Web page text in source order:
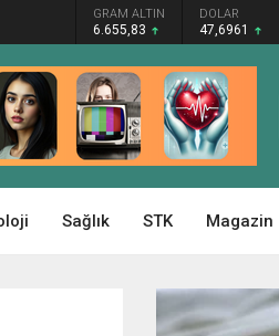
GRAM ALTIN
6.655,83
DOLAR
47,6961
Sağlık STK Magazin